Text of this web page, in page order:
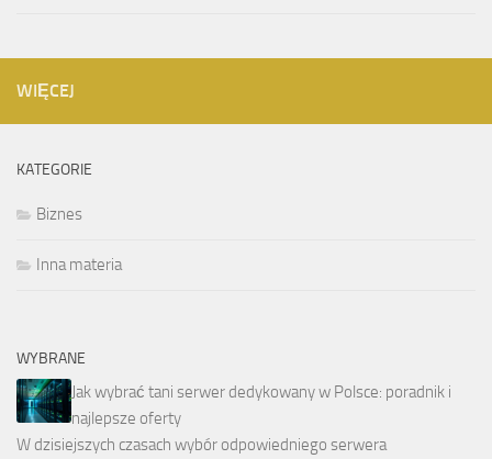
WIĘCEJ
KATEGORIE
Biznes
Inna materia
WYBRANE
Jak wybrać tani serwer dedykowany w Polsce: poradnik i
najlepsze oferty
W dzisiejszych czasach wybór odpowiedniego serwera